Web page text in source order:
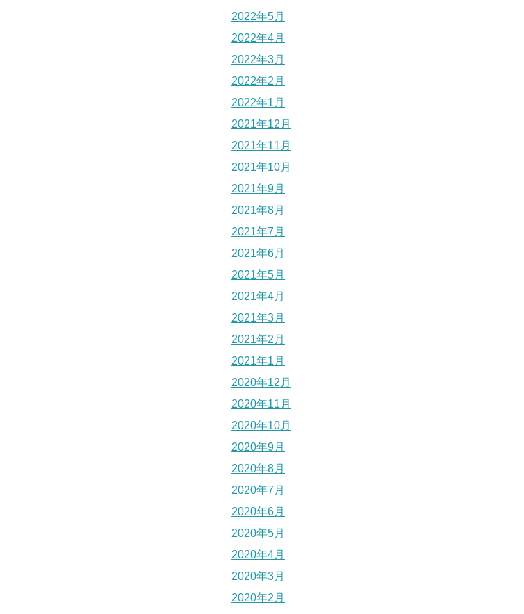
2022年5月
2022年4月
2022年3月
2022年2月
2022年1月
2021年12月
2021年11月
2021年10月
2021年9月
2021年8月
2021年7月
2021年6月
2021年5月
2021年4月
2021年3月
2021年2月
2021年1月
2020年12月
2020年11月
2020年10月
2020年9月
2020年8月
2020年7月
2020年6月
2020年5月
2020年4月
2020年3月
2020年2月